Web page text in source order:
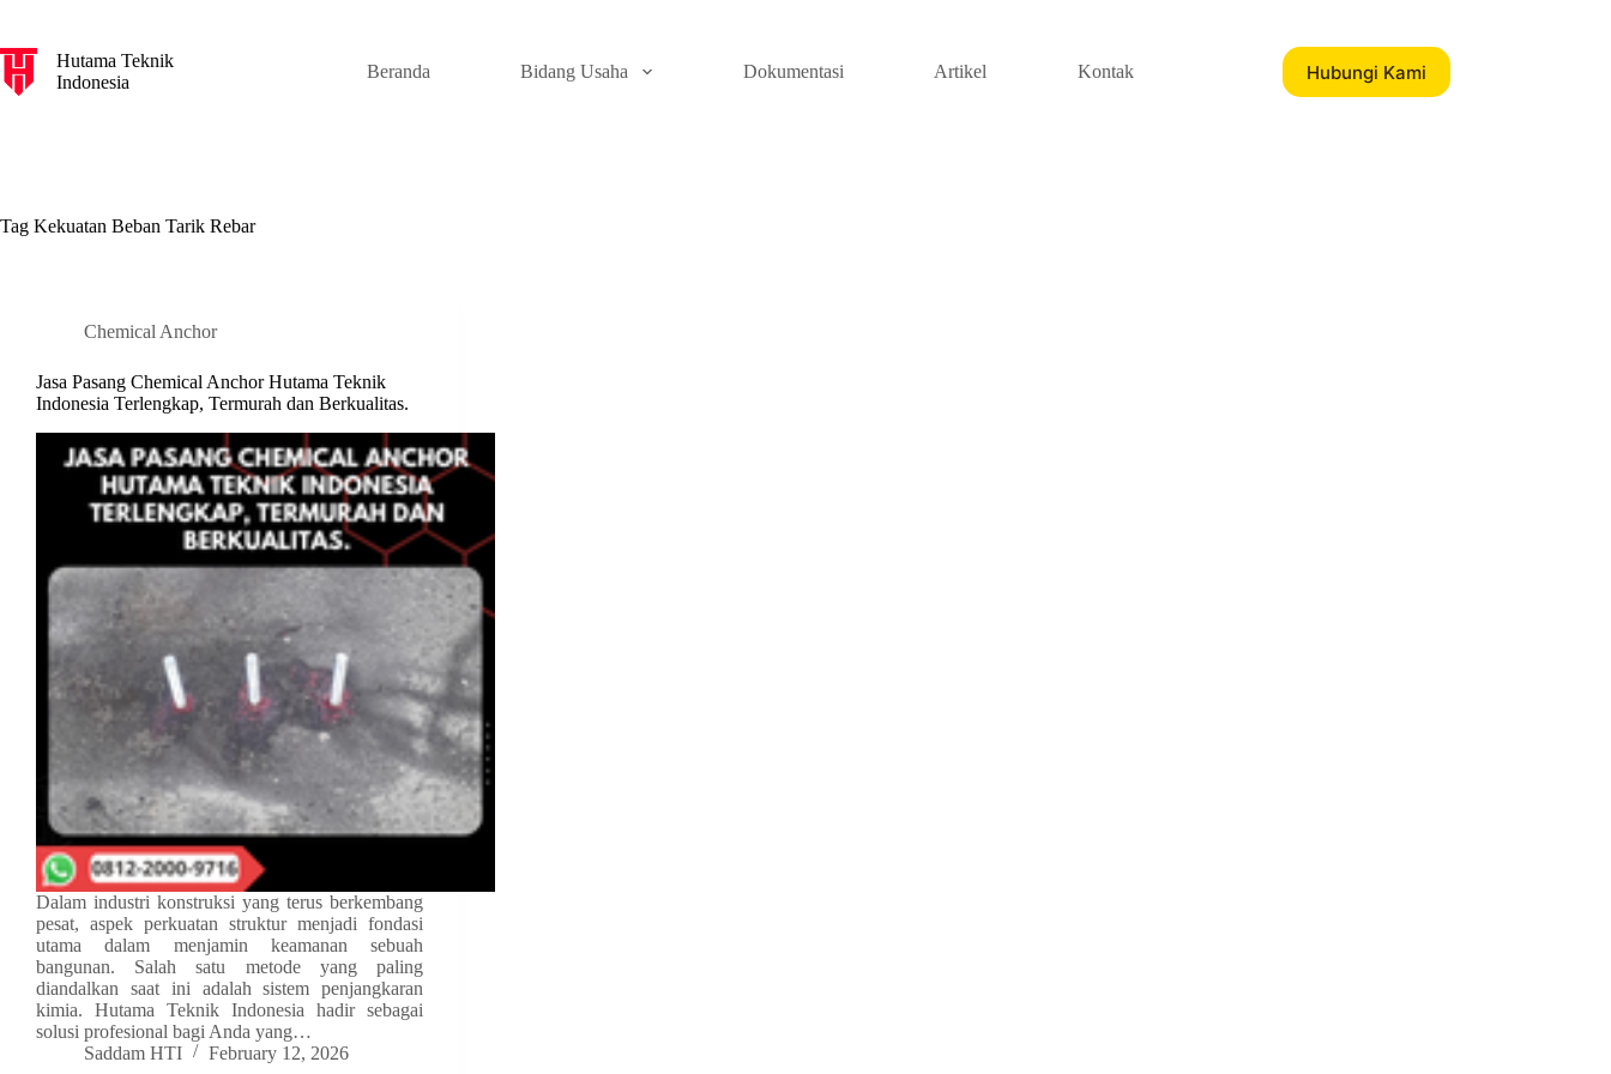
k
i
p
e
Hutama Teknik
Indonesia
Beranda Bidang Usaha Dokumentasi Artikel Kontak Hubungi Kami
Tag Kekuatan Beban Tarik Rebar
Chemical Anchor
Jasa Pasang Chemical Anchor Hutama Teknik
Indonesia Terlengkap, Termurah dan Berkualitas.
Dalam industri konstruksi yang terus berkembang
pesat, aspek perkuatan struktur menjadi fondasi
utama dalam menjamin keamanan sebuah
bangunan. Salah satu metode yang paling
diandalkan saat ini adalah sistem penjangkaran
kimia. Hutama Teknik Indonesia hadir sebagai
solusi profesional bagi Anda yang…
Saddam HTI
February 12, 2026